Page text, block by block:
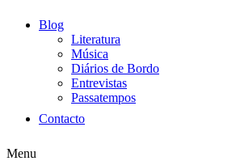
Blog
Literatura
Música
Diários de Bordo
Entrevistas
Passatempos
Contacto
Menu